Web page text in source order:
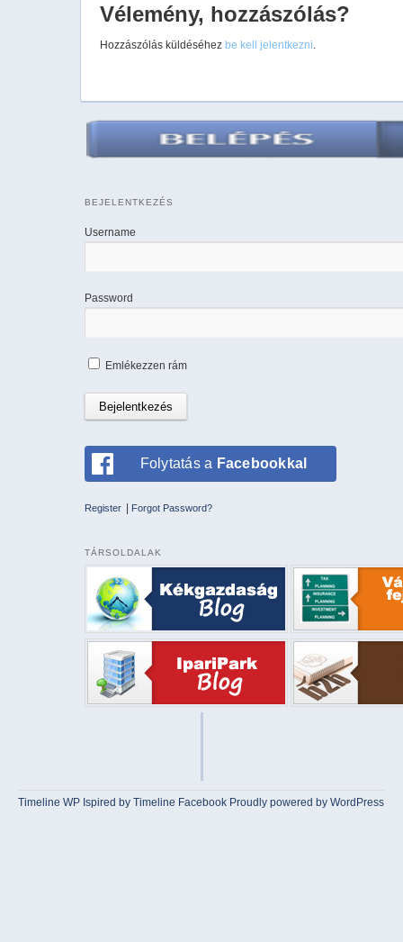
Vélemény, hozzászólás?
Hozzászólás küldéséhez be kell jelentkezni.
BEJELENTKEZÉS
Username
Password
Emlékezzen rám
Folytatás a Facebookkal
Register Forgot Password?
TÁRSOLDALAK
Timeline WP Ispired byTimeline Facebook Proudly powered by WordPress